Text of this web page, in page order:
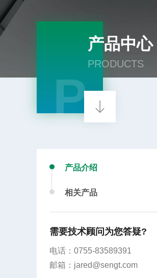
产品中心
PRODUCTS
P
产品介绍
相关产品
需要技术顾问为您答疑?
电话：0755-83589391
邮箱：jared@sengt.com